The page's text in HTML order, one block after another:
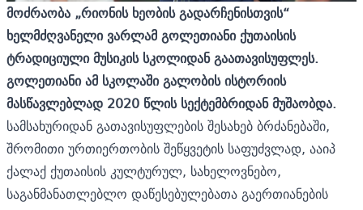
მოძრაობა „რიონის ხეობის გადარჩენისთვის“
ხელმძღვანელი ვარლამ გოლეთიანი ქუთაისის
ტრადიციული მუსიკის სკოლიდან გაათავისუფლეს.
გოლეთიანი ამ სკოლაში გალობის ისტორიის
მასწავლებლად 2020 წლის სექტემბრიდან მუშაობდა.
სამსახურიდან გათავისუფლების შესახებ ბრძანებაში,
შრომითი ურთიერთობის შეწყვეტის საფუძვლად, ააიპ
ქალაქ ქუთაისის კულტურულ, სახელოვნებო,
საგანმანათლებლო დაწესებულებათა გაერთიანების